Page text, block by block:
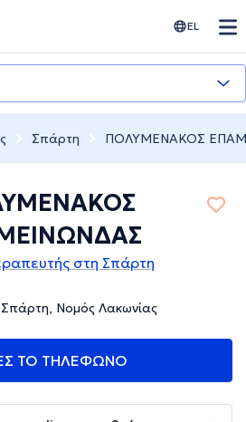
EL
Σπάρτη ΠΟΛΥΜΕΝΑΚΟΣ
στη Σπάρτη
Νομός Λακωνίας
ΤΟ ΤΗΛΕΦΩΝΟ